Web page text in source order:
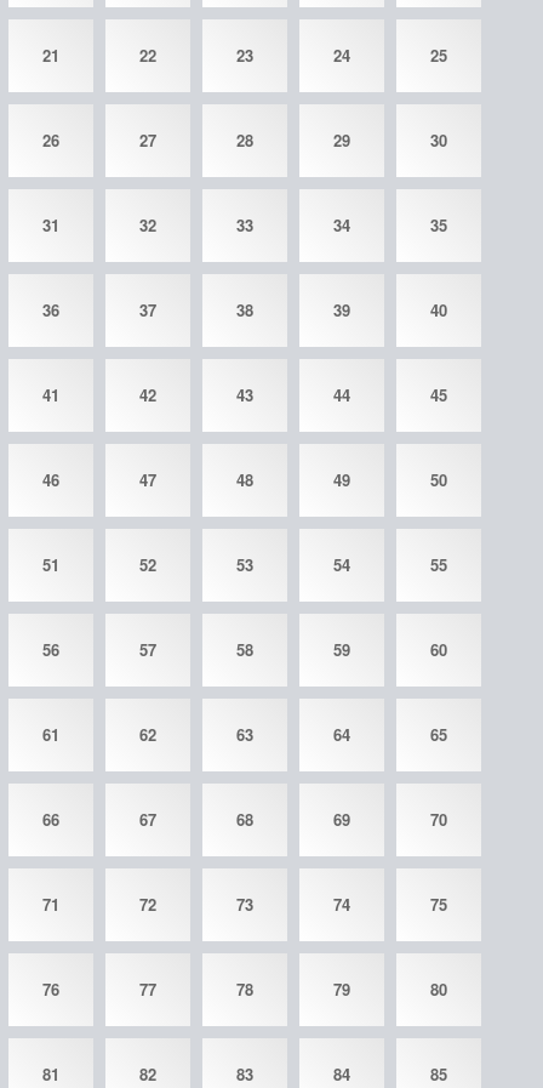
21 22 23 24 25
26 27 28 29 30
31 32 33 34 35
36 37 38 39 40
41 42 43 44 45
46 47 48 49 50
51 52 53 54 55
56 57 58 59 60
61 62 63 64 65
66 67 68 69 70
71 72 73 74 75
76 77 78 79 80
81 82 83 84 85